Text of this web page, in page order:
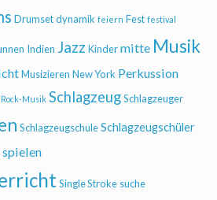
Drumset dynamik feiern Fest festival
Indien Jazz Kinder mitte Musik
Musizieren New York Perkussion
Rock-Musik Schlagzeug Schlagzeuger
Schlagzeugschule Schlagzeugschüler
spielen
Single Stroke suche